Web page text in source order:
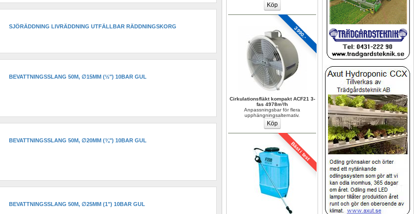
3990.-
Cirkulationsfläkt kompakt ACF21 3-
fas 4978m³/h
Anpassningsbar för flera
upphängningsalternativ.
Bäst i test
SJÖRÄDDNING LIVRÄDDNING UTFÄLLBAR RÄDDNINGSKORG
BEVATTNINGSSLANG 50M, ∅15MM (½") 10BAR GUL
BEVATTNINGSSLANG 50M, ∅20MM (¾") 10BAR GUL
BEVATTNINGSSLANG 50M, ∅25MM (1") 10BAR GUL